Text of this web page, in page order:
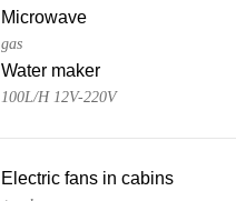
Microwave
gas
Water maker
100L/H 12V-220V
Electric fans in cabins